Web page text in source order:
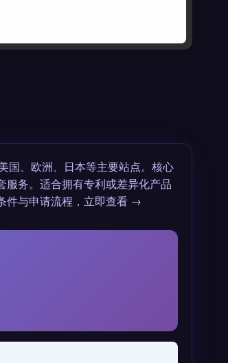
国、欧洲、日本等主要站点。核心
务。适合拥有专利或差异化产品
件与申请流程，立即查看 →